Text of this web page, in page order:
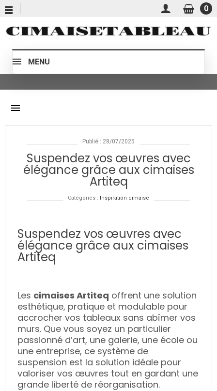
0
MENU
menu
Publié : 28/07/2025
Suspendez vos œuvres avec
élégance grâce aux cimaises
Artiteq
Catégories : Inspiration cimaise
Suspendez vos œuvres avec
élégance grâce aux cimaises
Artiteq
Les cimaises Artiteq offrent une solution
esthétique, pratique et modulable pour
accrocher vos tableaux sans abîmer vos
murs. Que vous soyez un particulier
passionné d’art, une galerie, une école ou
une entreprise, ce système de
suspension est la solution idéale pour
valoriser vos œuvres tout en gardant une
grande liberté de réorganisation.